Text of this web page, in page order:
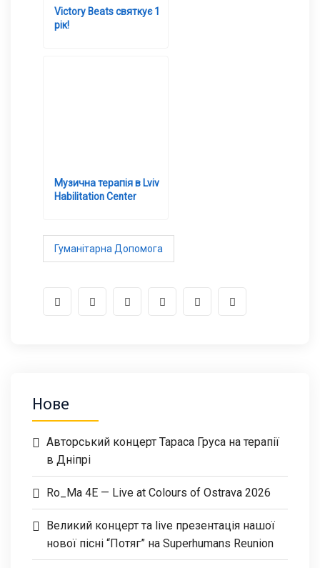
Victory Beats святкує 1
рік!
Музична терапія в Lviv
Habilitation Center
Гуманітарна Допомога
Нове
Авторський концерт Тараса Груса на терапії
в Дніпрі
Ro_Ma 4E — Live at Colours of Ostrava 2026
Великий концерт та live презентація нашої
нової пісні “Потяг” на Superhumans Reunion